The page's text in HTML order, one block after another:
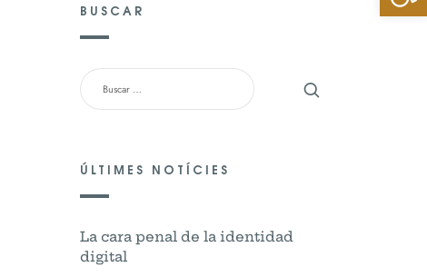
BUSCAR
ÚLTIMES NOTÍCIES
La cara penal de la identidad
digital